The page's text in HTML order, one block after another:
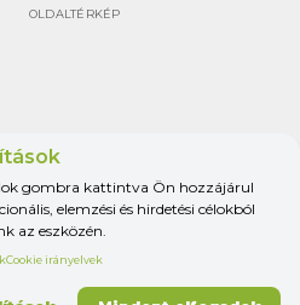
OLDALTÉRKÉP
gombra kattintva Ön hozzájárul
elemzési és hirdetési célokból
az eszközén.
Cookie irányelvek